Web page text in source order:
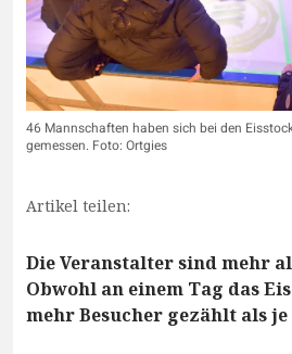
46 Mannschaften haben sich bei den
gemessen. Foto: Ortgies
Artikel teilen:
Die Veranstalter sind mehr
Obwohl an einem Tag das
mehr Besucher gezählt als